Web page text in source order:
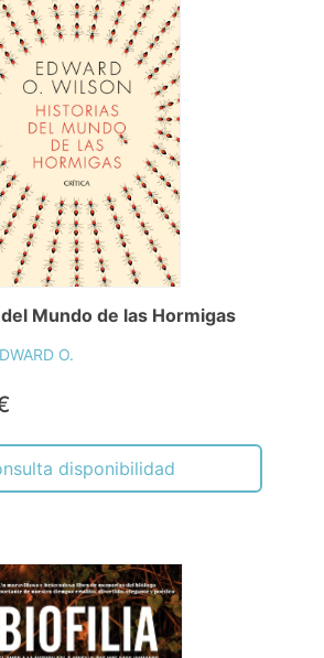
Mundo de las Hormigas
O.
disponibilidad